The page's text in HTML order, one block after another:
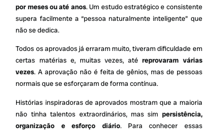
por meses ou até anos. Um estudo estratégico e consistente
supera facilmente a “pessoa naturalmente inteligente” que
não se dedica.
Todos os aprovados já erraram muito, tiveram dificuldade em
certas matérias e, muitas vezes, atéreprovaram várias
vezes. A aprovação não é feita de gênios, mas de pessoas
normais que se esforçaram de forma contínua.
Histórias inspiradoras de aprovados mostram que a maioria
não tinha talentos extraordinários, mas sim persistência,
organização e esforço diário. Para conhecer essas